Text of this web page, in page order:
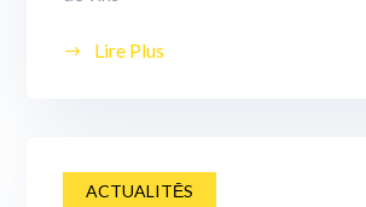
Lire Plus
ACTUALITĒS